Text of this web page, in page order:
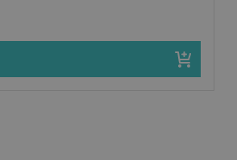
képességétől és a felvitel módjától
körülmények között az egyes rétegek